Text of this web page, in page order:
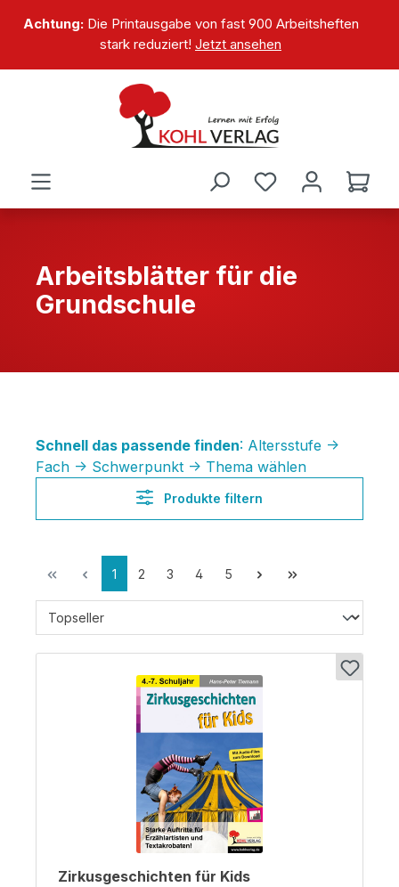
springen
Achtung:Die Printausgabe von fast 900 Arbeitsheften
stark reduziert! Jetzt ansehen
Arbeitsblätter für die
Grundschule
Schnell das passende finden: Altersstufe ->
Fach -> Schwerpunkt -> Thema wählen
Produkte filtern
1 2 3 4 5
Zirkusgeschichten für Kids